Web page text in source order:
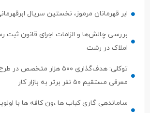
بررسی چالش‌ها و الزامات اجرای قانون ثبت
معرفی مستقیم ۵۰ نفر برتر به بازار کار
ساماندهی گاری کباب ها ،ون کافه ها با
شهروندان ،کاهش ترافیک و حذف زوائد